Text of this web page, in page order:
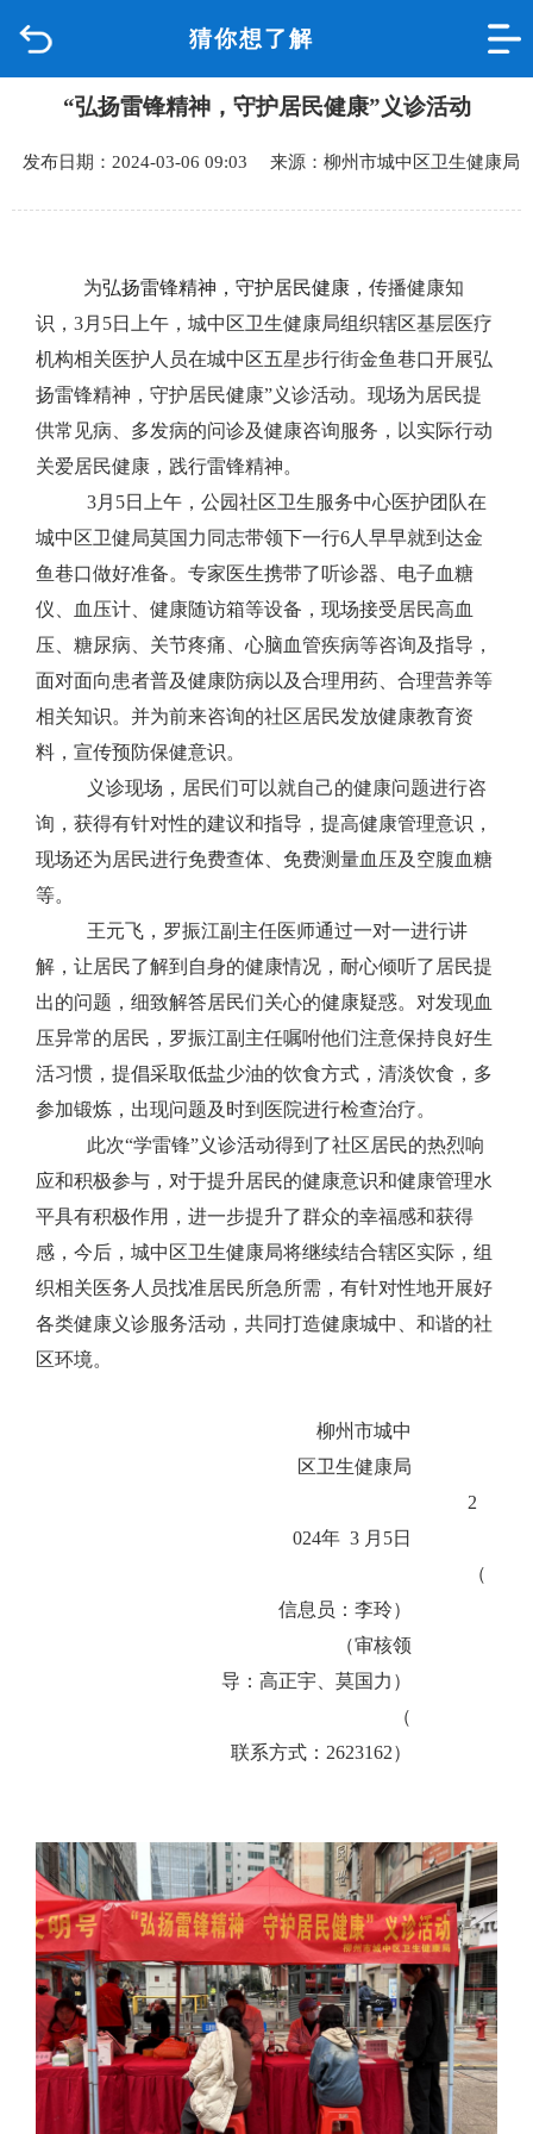
猜你想了解
品质城中
新闻中心
互动回应
数据专题
“弘扬雷锋精神，守护居民健康”义诊活动
发布日期：2024-03-06 09:03 来源：柳州市城中区卫生健康局
为弘扬雷锋精神，守护居民健康， 传播健康知
识， 3月 5日 上午 ， 城中区卫生健康局组织辖区基层医疗
机构相关医护人员在城中区五星步行街金鱼巷口开展弘
扬雷锋精神，守护居民健康”义诊活动。现场为居民提
供常见病、多发病的问诊及健康咨询服务，以实际行动
关爱居民健康，践行雷锋精神。
3月 5日上午， 公园社区卫生服务中心医护团队在
城中区卫健局莫国力同志带领下一行6 人早早就到达金
鱼巷口做好准备。专家医生携带了听诊器、电子血糖
仪、血压计、健康随访箱等设备，现场接受居民高血
压、糖尿病、关节疼痛、心脑血管疾病等咨询及指导，
面对面向患者普及健康防病以及合理用药、合理营养等
相关知识。并为前来咨询的社区居民发放健康教育资
料，宣传预防保健意识。
义诊现场，居民们可以就自己的健康问题进行咨
询，获得有针对性的建议和指导，提高健康管理意识 ，
现场还为居民进行免费查体 免费测量血压及 空腹血糖
等。
王元飞 ， 罗振江副主任医师通过一对一进行讲
解，让居民了解到自身的健康情况，耐心倾听了居民提
出的问题，细致解答居民们关心的健康疑惑。对发现血
压异常的居民， 罗振江副主任嘱咐他们注意保持良好生
活习惯，提倡采取低盐少油的饮食方式，清淡饮食，多
参加锻炼，出现问题及时到医院进行检查治疗。
此次“学雷锋”义诊活动得到了社区居民的热烈响
应和积极参与 ， 对于提升居民的健康意识和健康管理水
平具有积极作用 ， 进一步提升了群众的幸福感和获得
感，今后，城中区卫生健康局将继续结合辖区实际，组
织相关医务人员找准居民所急所需，有针对性地开展好
各类健康义诊服务活动，共同打造健康城中、和谐的社
区环境。
柳州市城中
区卫生健康局
2
024年 3 月 5日
（
信息员：李玲）
（审核领
导：高正宇、莫国力）
（
联系方式： 2623162）